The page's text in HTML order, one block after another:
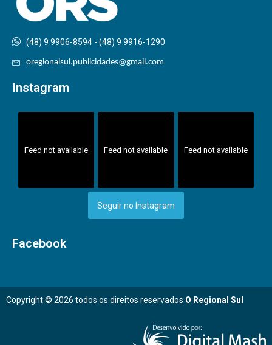
(48) 9 9906-8594 - (48) 9 9916-1290
oregionalsul.publicidades@gmail.com
Instagram
Feed not available Feed not available Feed not available
Seguir no Instagram
Facebook
Copyright © 2026 todos os direitos reservados O Regional Sul